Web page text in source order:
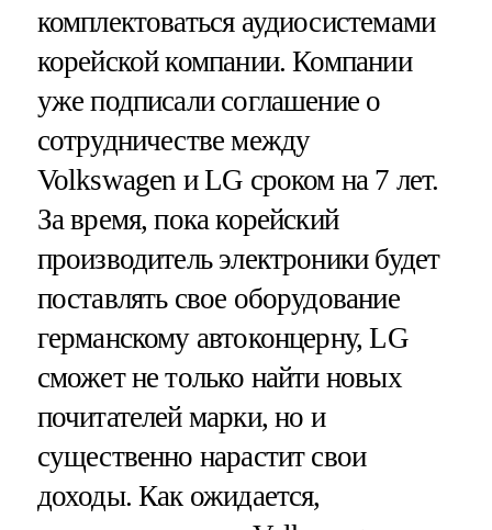
комплектоваться аудиосистемами
корейской компании. Компании
уже подписали соглашение о
сотрудничестве между
Volkswagen и LG сроком на 7 лет.
За время, пока корейский
производитель электроники будет
поставлять свое оборудование
германскому автоконцерну, LG
сможет не только найти новых
почитателей марки, но и
существенно нарастит свои
доходы. Как ожидается,